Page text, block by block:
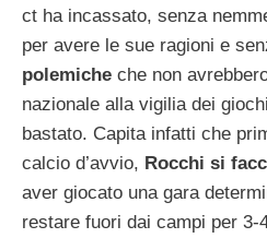
ct ha incassato, senza
per avere le sue ragioni e
polemiche che non
nazionale alla vigilia dei
bastato. Capita infatti che
calcio d’avvio, Rocchi si
aver giocato una gara
restare fuori dai campi per 3-